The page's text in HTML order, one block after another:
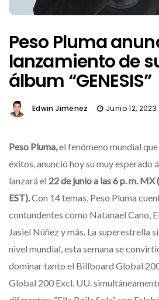
Peso Pluma
lanzamiento de
álbum “GENESIS”
Edwin Jimenez Junio 12, 2023
Peso Pluma,el fenómeno mundial
éxitos, anunció hoy su muy esperado
lanzará el 22 de junio a las 6 p. m. MX
EST).Con 14 temas, Peso Pluma
contundentes como Natanael Cano,
Jasiel Núñez y más. La superestrella
nivel mundial, esta semana se
dominar tanto el Billboard Global
Global 200 Excl. UU.